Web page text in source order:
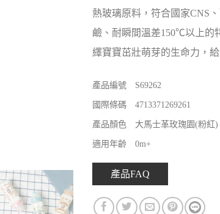
熱玻璃原料，符合國家CNS
鹼、耐瞬間溫差150℃以上的
繹寶寶茁壯萌芽的生命力，
產品編號 S69262
國際條碼 4713371269261
產品顏色 大馬士革玫瑰園(粉紅)
適用年齡 0m+
產品FAQ